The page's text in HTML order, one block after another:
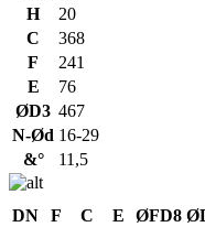
H
20
C
368
F
241
E
76
ØD3 467
N-Ød 16-29
&°
11,5
DN F C E ØFD8